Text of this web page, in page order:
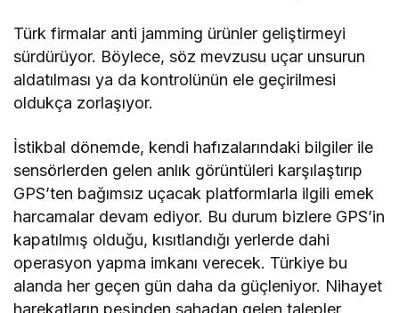
Türk firmalar anti jamming ürünler geliştirmeyi
sürdürüyor. Böylece, söz mevzusu uçar unsurun
aldatılması ya da kontrolünün ele geçirilmesi
oldukça zorlaşıyor.
İstikbal dönemde, kendi hafızalarındaki bilgiler ile
sensörlerden gelen anlık görüntüleri karşılaştırıp
GPS’ten bağımsız uçacak platformlarla ilgili emek
harcamalar devam ediyor. Bu durum bizlere GPS’in
kapatılmış olduğu, kısıtlandığı yerlerde dahi
operasyon yapma imkanı verecek. Türkiye bu
alanda her geçen gün daha da güçleniyor. Nihayet